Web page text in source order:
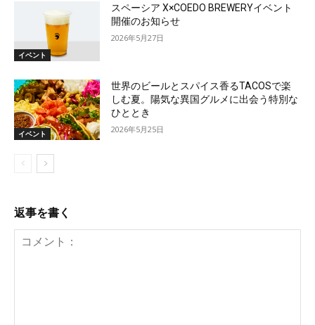
イベント
スペーシア X×COEDO BREWERYイベント
開催のお知らせ
2026年5月27日
イベント
世界のビールとスパイス香るTACOSで楽
しむ夏。陽気な異国グルメに出会う特別な
ひととき
2026年5月25日
返事を書く